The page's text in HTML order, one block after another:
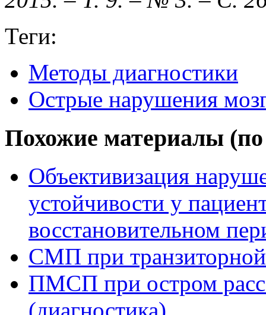
Теги:
Методы диагностики
Острые нарушения
Похожие материалы (по
Объективизация
устойчивости у
восстановительном
СМП при
ПМСП при остром